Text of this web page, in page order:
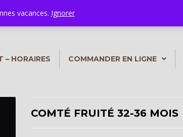
vacances. Ignorer
– HORAIRES COMMANDER EN LIGNE
COMTÉ FRUITÉ 32-36 MOIS